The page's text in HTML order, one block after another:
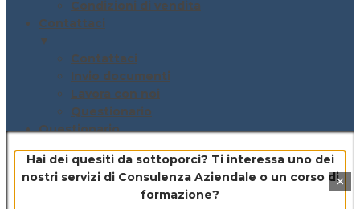
Condizioni di vendita
Contattaci
▼
Contattaci
Invio documenti
Lavora con noi
Questionario
Questionario
▼
Settore generico
Settore edili / impiantisti / costruzioni
Settore legno
Hai dei quesiti da sottoporci? Ti interessa uno dei
nostri servizi di Consulenza Aziendale o un corso di
formazione?
×